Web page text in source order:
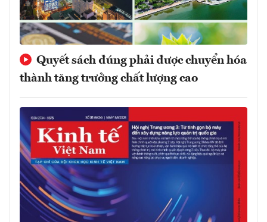
Quyết sách đúng phải được chuyển hóa
thành tăng trưởng chất lượng cao